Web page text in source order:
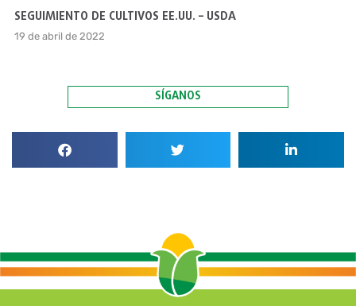
SEGUIMIENTO DE CULTIVOS EE.UU. – USDA
19 de abril de 2022
SÍGANOS